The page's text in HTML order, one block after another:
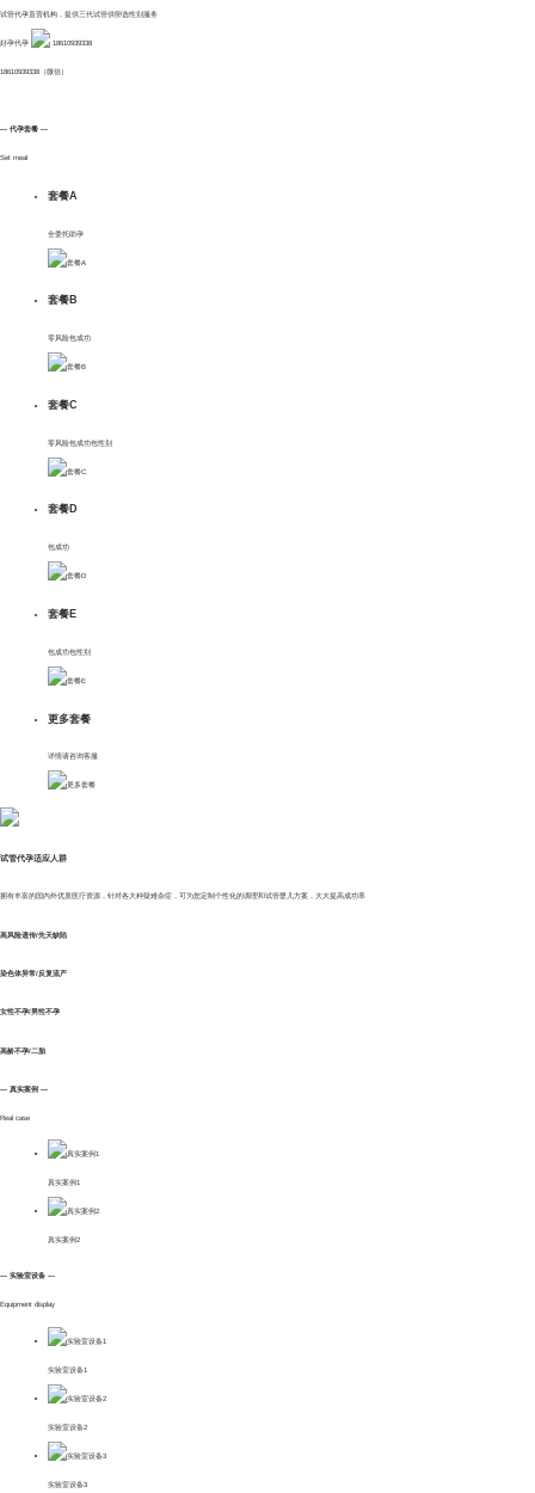
试管代孕直营机构，提供三代试管供卵选性别服务
好孕代孕 18610939338
18610939338（微信）
— 代孕套餐 —
Set meal
套餐A
全委托助孕
套餐B
零风险包成功
套餐C
零风险包成功包性别
套餐D
包成功
套餐E
包成功包性别
更多套餐
详情请咨询客服
试管代孕适应人群
拥有丰富的国内外优质医疗资源，针对各大种疑难杂症，可为您定制个性化的调理和试管婴儿方案，大大提高成功率
高风险遗传/先天缺陷
染色体异常/反复流产
女性不孕/男性不孕
高龄不孕/二胎
— 真实案例 —
Real case
真实案例1
真实案例2
— 实验室设备 —
Equipment display
实验室设备1
实验室设备2
实验室设备3
关于我们
服务项目
客户案例
新闻资讯
招贤纳士